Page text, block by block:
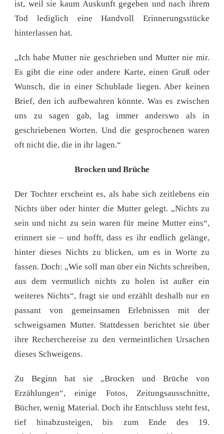
ist, weil sie kaum Auskunft gegeben und nach ihrem
Tod lediglich eine Handvoll Erinnerungsstücke
hinterlassen hat.
„Ich habe Mutter nie geschrieben und Mutter nie mir.
Es gibt die eine oder andere Karte, einen Gruß oder
Wunsch, die in einer Schublade liegen. Aber keinen
Brief, den ich aufbewahren könnte. Was es zwischen
uns zu sagen gab, lag immer anderswo als in
geschriebenen Worten. Und die gesprochenen waren
oft nicht die, die in ihr lagen.“
Brocken und Brüche
Der Tochter erscheint es, als habe sich zeitlebens ein
Nichts über oder hinter die Mutter gelegt. „Nichts zu
sein und nicht zu sein waren für meine Mutter eins“,
erinnert sie – und hofft, dass es ihr endlich gelänge,
hinter dieses Nichts zu blicken, um es in Worte zu
fassen. Doch: „Wie soll man über ein Nichts schreiben,
aus dem vermutlich nichts zu holen ist außer ein
weiteres Nichts“, fragt sie und erzählt deshalb nur en
passant von gemeinsamen Erlebnissen mit der
schweigsamen Mutter. Stattdessen berichtet sie über
ihre Recherchereise zu den vermeintlichen Ursachen
dieses Schweigens.
Zu Beginn hat sie „Brocken und Brüche von
Erzählungen“, einige Fotos, Zeitungsausschnitte,
Bücher, wenig Material. Doch ihr Entschluss steht fest,
tief hinabzusteigen, bis zum Ende des 19.